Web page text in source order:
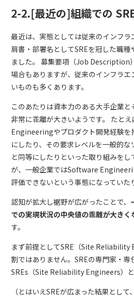
2-2.[最近の]組織での
最近は、実態としては従来のインフラ
肩書・部署名としてSREを冠した職種
ました。
募集要項（Job Description
場合もありますが、従来のインフラ
いものも多くあります。
このあたりは資本力のある大手企業
非常に乖離が大きいようです。
たと
Engineeringやプロダクト開発経験を
にしたり、その要求レベルを一般的
と同等にしたりといった取り組みを
が、一般企業ではSoftware
評価できないという事態になっていた
認知が拡大し裾野が広がったことで、
での実現状況の中央値の乖離が大きく
す。
まず前提としてSRE（Site
割ではありません。SREの専門家・専
SREs（Site Reliability Engineers）と
（とはいえSREが広まった結果とし